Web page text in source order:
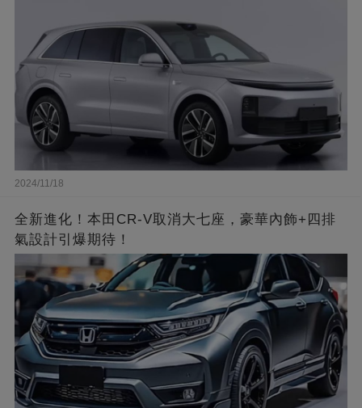
2024/11/18
全新進化！本田CR-V取消大七座，豪華內飾+四排
氣設計引爆期待！